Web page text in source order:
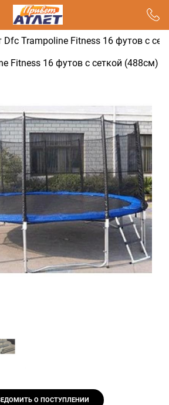
Dfc Trampoline Fitness 16 футов с
Fitness 16 футов с сеткой (488см)
О ПОСТУПЛЕНИИ